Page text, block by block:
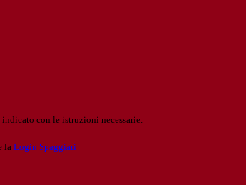
con le istruzioni necessarie.
la Login Spaggiari